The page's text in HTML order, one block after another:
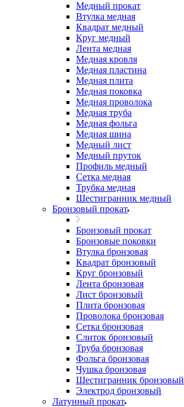
Медный прокат
Втулка медная
Квадрат медный
Круг медный
Лента медная
Медная кровля
Медная пластина
Медная плита
Медная поковка
Медная проволока
Медная труба
Медная фольга
Медная шина
Медный лист
Медный пруток
Профиль медный
Сетка медная
Трубка медная
Шестигранник медный
Бронзовый прокат
Бронзовый прокат
Бронзовые поковки
Втулка бронзовая
Квадрат бронзовый
Круг бронзовый
Лента бронзовая
Лист бронзовый
Плита бронзовая
Проволока бронзовая
Сетка бронзовая
Слиток бронзовый
Труба бронзовая
Фольга бронзовая
Чушка бронзовая
Шестигранник бронзовый
Электрод бронзовый
Латунный прокат